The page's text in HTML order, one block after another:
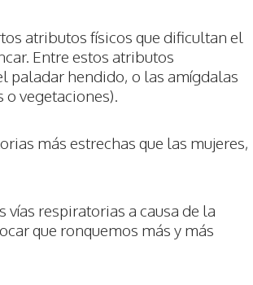
atributos físicos que dificultan el
Entre estos atributos
paladar hendido, o las amígdalas
o vegetaciones).
más estrechas que las mujeres,
vías respiratorias a causa de la
que ronquemos más y más